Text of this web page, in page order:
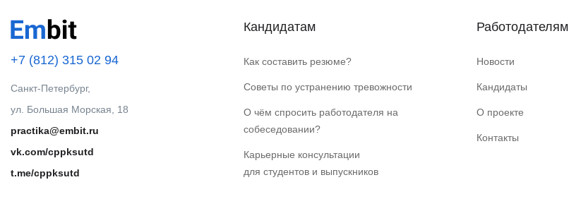
+7 (812) 315 02 94
Санкт-Петербург,
ул. Большая Морская, 18
practika@embit.ru
vk.com/cppksutd
t.me/cppksutd
Кандидатам
Как составить резюме?
Советы по устранению тревожности
О чём спросить работодателя на
собеседовании?
Карьерные консультации
для студентов и выпускников
Работодателям
Новости
Кандидаты
О проекте
Контакты